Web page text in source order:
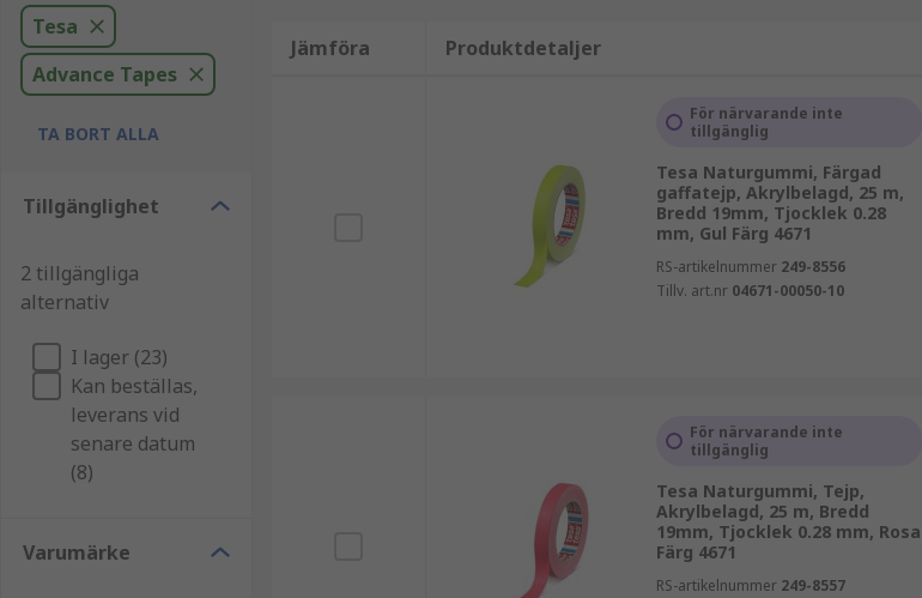
Tesa
Advance Tapes
TA BORT ALLA
Tillgänglighet
2 tillgängliga
alternativ
I lager (23)
Kan beställas,
leverans vid
senare datum
(8)
Varumärke
Jämföra Produktdetaljer
För närvarande inte
tillgänglig
Tesa Naturgummi, Färgad
gaffatejp, Akrylbelagd, 25 m,
Bredd 19mm, Tjocklek 0.28
mm, Gul Färg 4671
RS-artikelnummer 249-8556
Tillv. art.nr 04671-00050-10
För närvarande inte
tillgänglig
Tesa Naturgummi, Tejp,
Akrylbelagd, 25 m, Bredd
19mm, Tjocklek 0.28 mm, Rosa
Färg 4671
RS-artikelnummer 249-8557